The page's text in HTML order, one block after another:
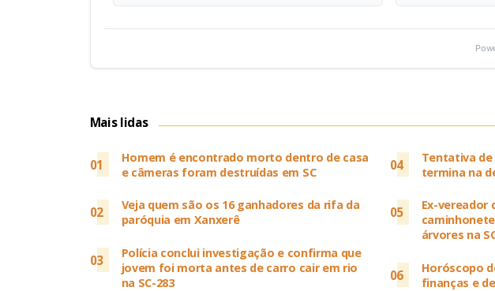
Mais lidas
01
Homem é encontrado morto dentro de casa
e câmeras foram destruídas em SC
02
Veja quem são os 16 ganhadores da rifa da
paróquia em Xanxerê
03
Polícia conclui investigação e confirma que
jovem foi morta antes de carro cair em rio
na SC-283
04
Tentativa
termina na
05
Ex-vereador
árvores na
06
Horóscopo
finanças e